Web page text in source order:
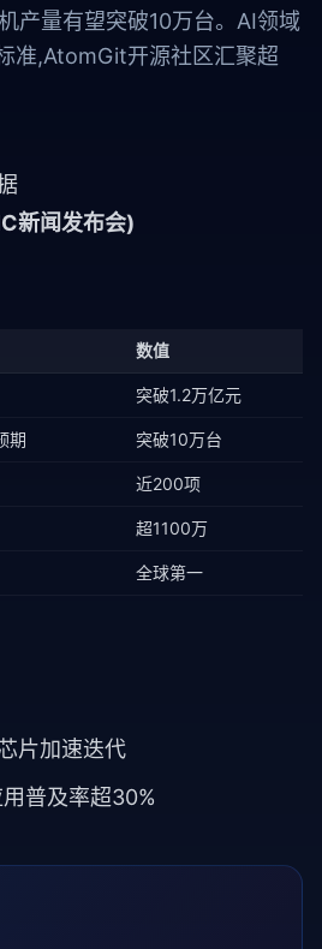
产量有望突破10万台。AI领域
准,AtomGit开源社区汇聚超
新闻发布会)
数值
突破1.2万亿元
期 突破10万台
近200项
超1100万
全球第一
片加速迭代
普及率超30%